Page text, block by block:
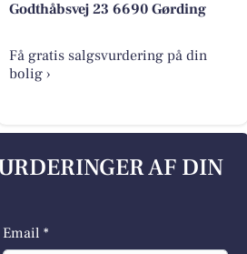
Godthåbsvej 23 6690 Gørding
Få gratis salgsvurdering på din
bolig ›
AF DIN
Email *